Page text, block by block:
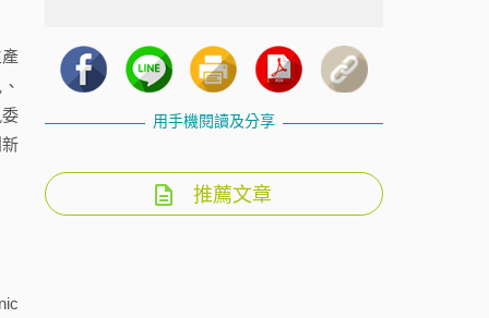
用手機閱讀及分享
推薦文章